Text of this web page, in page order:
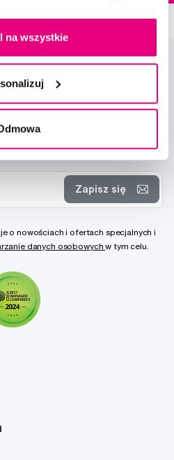
na wszystkie
Zapisz się
o nowościach i ofertach specjalnych i
danych osobowychw tym celu.